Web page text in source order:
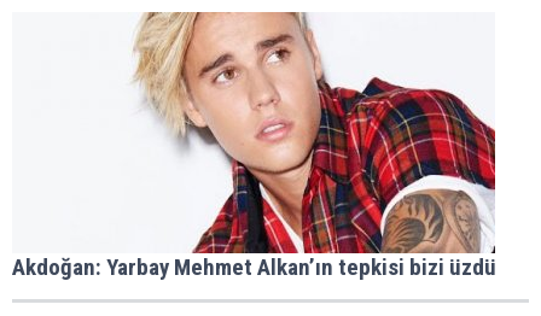
Akdoğan: Yarbay Mehmet Alkan’ın tepkisi bizi üzdü